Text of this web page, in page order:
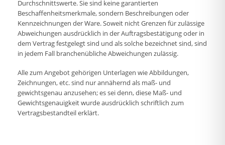
Durchschnittswerte. Sie sind keine garantierten
Beschaffenheitsmerkmale, sondern Beschreibungen oder
Kennzeichnungen der Ware. Soweit nicht Grenzen für zulässige
Abweichungen ausdrücklich in der Auftragsbestätigung oder in
dem Vertrag festgelegt sind und als solche bezeichnet sind, sind
in jedem Fall branchenübliche Abweichungen zulässig.
Alle zum Angebot gehörigen Unterlagen wie Abbildungen,
Zeichnungen, etc. sind nur annähernd als maß- und
gewichtsgenau anzusehen; es sei denn, diese Maß- und
Gewichtsgenauigkeit wurde ausdrücklich schriftlich zum
Vertragsbestandteil erklärt.